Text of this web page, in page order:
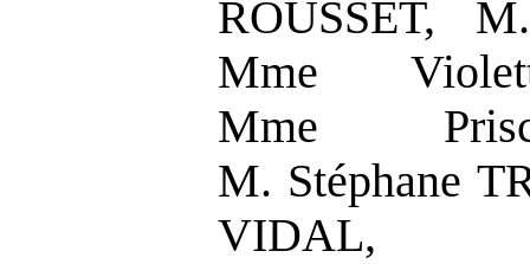
ROUSSET,
Mme
Mme
M. Stéphane
VIDAL,